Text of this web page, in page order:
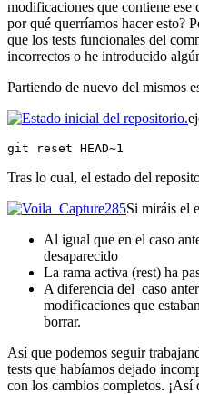
modificaciones que contiene ese
por qué querríamos hacer esto?
que los tests funcionales del
incorrectos o he introducido
Partiendo de nuevo del mismos
git reset HEAD~1
Tras lo cual, el estado del
Si miráis el
Al igual que en el caso
desaparecido
La rama activa (rest) ha
A diferencia del caso
modificaciones que
borrar.
Así que podemos seguir
tests que habíamos dejado
con los cambios completos. ¡Así